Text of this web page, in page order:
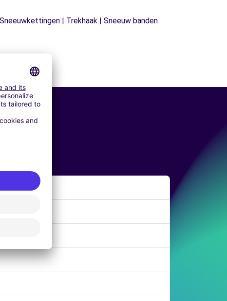
| Trekhaak | Sneeuw banden